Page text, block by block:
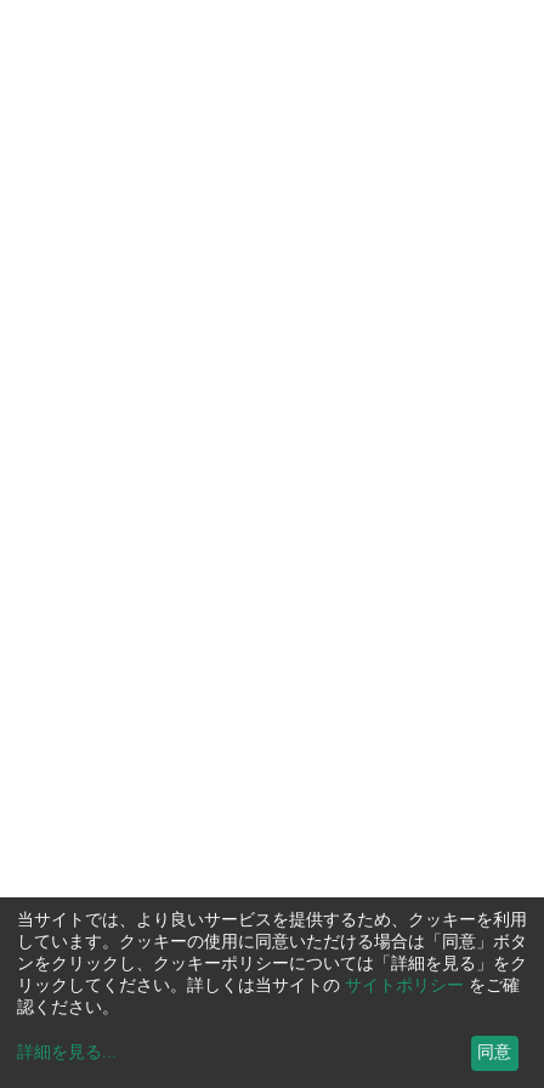
当サイトでは、より良いサービスを提供するため、クッキーを利用
しています。クッキーの使用に同意いただける場合は「同意」ボタ
ンをクリックし、クッキーポリシーについては「詳細を見る」をク
リックしてください。詳しくは当サイトの サイトポリシー をご確
認ください。
詳細を見る ... 同意